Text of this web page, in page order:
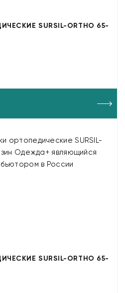
SURSIL-ORTHO 65-
SURSIL-ORTHO 65-